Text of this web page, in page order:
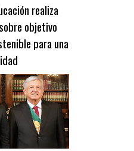
realiza
objetivo
para una